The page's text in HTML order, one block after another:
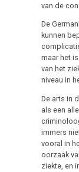
van de
De
kunnen
maar het
van het
niveau in
De arts in
als een
immers
vooral in
oorzaak
ziekte, en